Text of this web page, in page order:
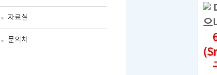
자료실
문의처
으